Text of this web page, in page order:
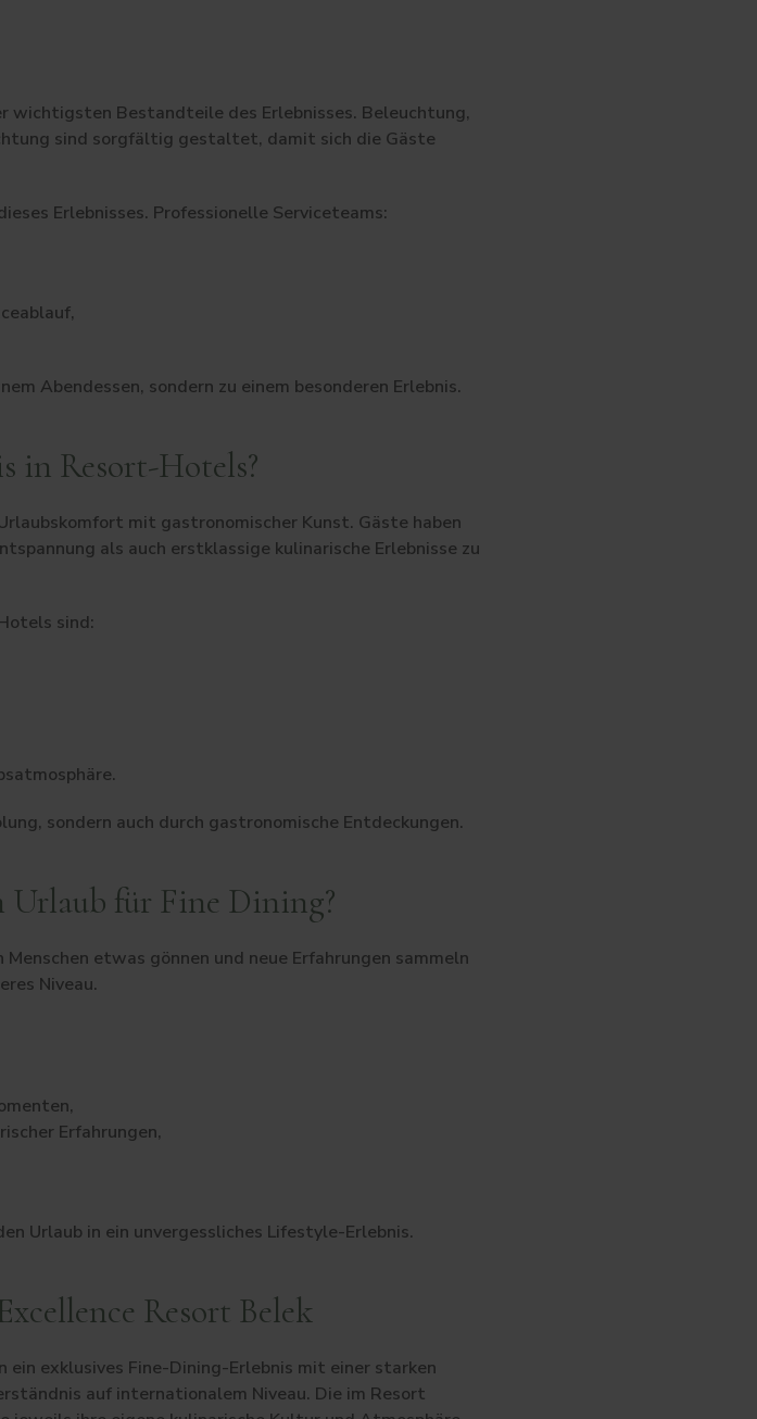
Bestandteile des Erlebnisses. Beleuchtung,
sind sorgfältig gestaltet, damit sich die Gäste
Erlebnisses. Professionelle Serviceteams:
Abendessen, sondern zu einem besonderen Erlebnis.
in Resort-Hotels?
mit gastronomischer Kunst. Gäste haben
als auch erstklassige kulinarische Erlebnisse zu
sind:
sondern auch durch gastronomische Entdeckungen.
Urlaub für Fine Dining?
etwas gönnen und neue Erfahrungen sammeln
Niveau.
Erfahrungen,
Urlaub in ein unvergessliches Lifestyle-Erlebnis.
Resort Belek
exklusives Fine-Dining-Erlebnis mit einer starken
auf internationalem Niveau. Die im Resort